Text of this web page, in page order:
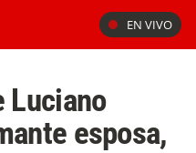
EN VIVO
Luciano
esposa,